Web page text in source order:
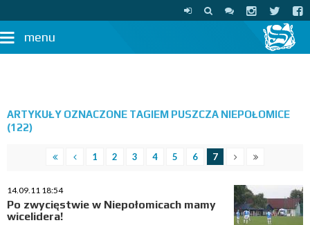
menu
ARTYKUŁY OZNACZONE TAGIEM PUSZCZA NIEPOŁOMICE
(122)
1 2 3 4 5 6 7
14.09.11 18:54
Po zwycięstwie w Niepołomicach mamy
wicelidera!